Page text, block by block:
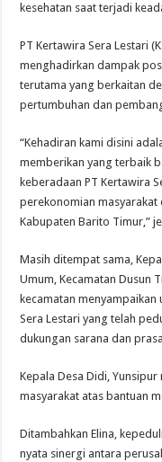
kesehatan saat terjadi
PT Kertawira Sera Lestari
menghadirkan dampak
terutama yang berkaitan
pertumbuhan dan
“Kehadiran kami disini
memberikan yang terbaik
keberadaan PT Kertawira
perekonomian masyarakat
Kabupaten Barito Timur,”
Masih ditempat sama,
Umum, Kecamatan Dusun
kecamatan
Sera Lestari yang telah
dukungan sarana dan
Kepala Desa Didi,
masyarakat atas bantuan
Ditambahkan Elina,
nyata sinergi antara